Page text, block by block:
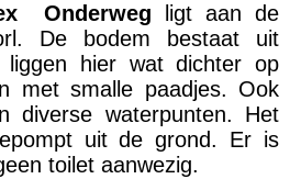
Onderweg ligt aan de
De bodem bestaat uit
liggen hier wat dichter op
met smalle paadjes. Ook
diverse waterpunten. Het
uit de grond. Er is
toilet aanwezig.